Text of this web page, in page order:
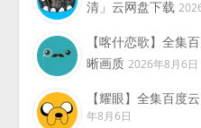
清」云网盘下载
【喀什恋歌】全集
晰画质 2026年8月6日
【耀眼】全集百度
年8月6日